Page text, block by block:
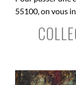
55100, on vous